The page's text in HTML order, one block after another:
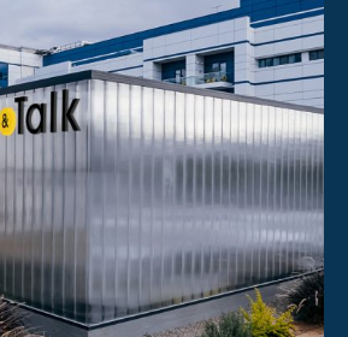
לכל האירועים ב-Tech&Talk